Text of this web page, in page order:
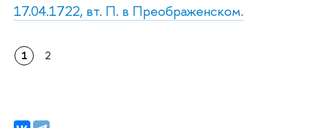
17.04.1722, вт. П. в Преображенском.
1 2